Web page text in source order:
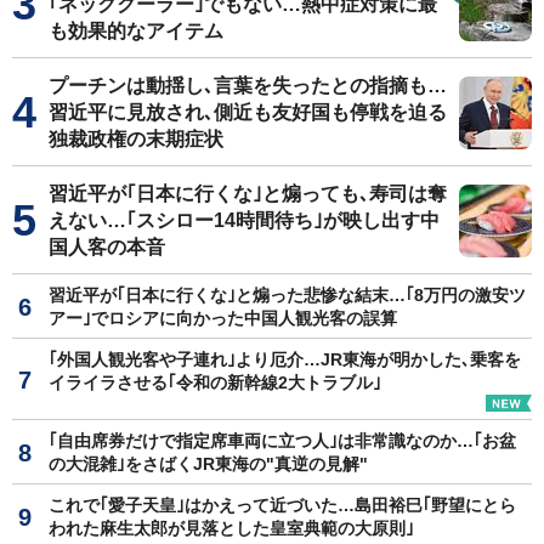
も効果的なアイテム
プーチンは動揺し､言葉を失ったとの指摘も…
習近平に見放され､側近も友好国も停戦を迫る
独裁政権の末期症状
習近平が｢日本に行くな｣と煽っても､寿司は奪
えない…｢スシロー14時間待ち｣が映し出す中
国人客の本音
習近平が｢日本に行くな｣と煽った悲惨な結末…｢8万円の激安ツ
アー｣でロシアに向かった中国人観光客の誤算
｢外国人観光客や子連れ｣より厄介…JR東海が明かした､乗客を
イライラさせる｢令和の新幹線2大トラブル｣
｢自由席券だけで指定席車両に立つ人｣は非常識なのか…｢お盆
の大混雑｣をさばくJR東海の"真逆の見解"
これで｢愛子天皇｣はかえって近づいた…島田裕巳｢野望にとら
われた麻生太郎が見落とした皇室典範の大原則｣